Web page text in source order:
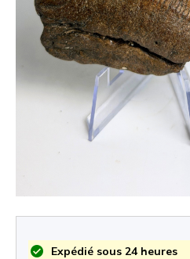
Expédié sous 24 heures